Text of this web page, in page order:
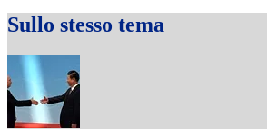
Sullo stesso tema